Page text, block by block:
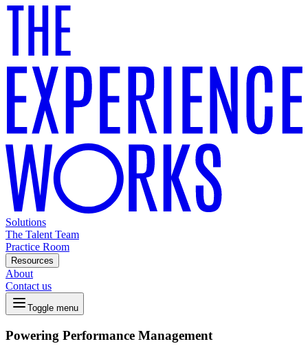
Solutions
The Talent Team
Practice Room
Resources
About
Contact us
Toggle menu
Powering Performance Management ​​​​‌ ‍ ​‍​‍‌‍ ‌ ​‍‌‍‍‌‌‍‌ ‌‍‍‌‌‍ ‍​‍​‍​ ‍‍​‍​‍‌ ​ ‌‍​‌‌‍ ‍‌‍‍‌‌ ‌​‌ ‍‌​‍ ‍‌‍‍‌‌‍ ​‍​‍​‍ ​​‍​‍‌‍‍​‌ ​‍‌‍‌‌‌‍‌‍​‍​‍​ ‍‍​‍​‍‌‍‍​‌ ‌​‌ ‌​‌ ​​​ ‍‍​‍ ​‍ ‌‍ ​‌‍ ‌‍​ ‌‍​‌‌‍ ​‌‍‍​‌‍ ‌ ​ ‌ ‌​​ ‍‍​ ​ ​ ​ ​ ​ ​ ​ ​‍ ‌‍‍‌‌‍ ‍‌ ‌​‌‍‌‌‌‍ ‍‌ ‌​​‍ ‌‍‌‌‌‍‌​‌‍‍‌‌ ‌​​‍ ‌‍ ‌‌‍ ‌‍‌​‌‍‌‌​ ‌‌ ​​‌ ​‍‌‍‌‌‌ ​ ‌‍‌‌‌‍ ‍‌ ‌​‌‍​‌‌ ‌​‌‍‍‌‌‍ ‌‍ ‍​ ‍ ‌‍‍‌‌‍‌​​ ‌​ ​‌​ ​‍‌‍​ ​ ​ ‌‍‌‍‌‍​ ‌‍​ ‌‍‌‌​‍ ‌​ ‌​​ ​‍‌‍‌​​ ​‌​‍ ‌​ ‌​​ ‌‍‌‍‌​‌‍​ ​‍ ‌​ ‍‌​ ‍​‌‍‌‌‌‍​‍​‍ ‌‌‍​ ​ ​‌‌‍‌‌‌‍​ ​ ​‍‌‍‌​‌‍‌‌‌‍‌​‌‍​ ‌‍‌‌​ ‌‍​ ‌​​ ‍ ‌ ‌​‌ ‍‌‌ ​​‌‍‌‌​ ‌‌ ​​‌‍​‌‌‍‌ ‌‍‌‌​ ‍ ‌ ​​‌‍​‌‌ ‌​‌‍‍​​ ‌‌ ​​‌‍​‌‌‍‌ ‌‍‌‌‌​​‍‌ ‌‌‌‍‍‌‌‍ ​‌‍‌​‌‍‌‌‌ ​‍​‍‌‌​ ‌‌‌​​‍‌‌ ‌‍‍ ‌‍‌‌‌ ‍‌​‍‌‌​ ​ ‌​‌​​‍‌‌​ ​ ‌​‌​​‍‌‌​ ​‍​ ​‍‌‍‌‌‌‍‌​​ ‌‌‌‍‌​​ ‌​​ ‌‍​ ‌‍​ ‌‌‌‍‌‌​ ‌‌​ ‌​‌‍‌‍​‍‌‌​ ​‍​ ​‍​‍‌‌​ ‌‌‌​‌​​‍ ‍‌ ‌​‌‍‍‌‌ ‌​‌‍ ​‌‍‌‌​ ‌‍​‍‌‍​‌‌ ​ ‌‍‌‌‌‌‌‌‌ ​‍‌‍ ​​ ‌‌‍‍​‌ ‌​‌ ‌​‌ ​​​‍‌‌​ ​ ‌​​‌​‍‌‌​ ​‍‌​‌‍​‍‌‌​ ​‍‌​‌‍‌‍ ​‌‍ ‌‍​ ‌‍​‌‌‍ ​‌‍‍​‌‍ ‌ ​ ‌ ‌​​‍‌‌​ ​ ‌​​‌​ ​ ​ ​ ​ ​ ​ ​ ​‍‌‍‌‍‍‌‌‍‌​​ ‌​ ​‌​ ​‍‌‍​ ​ ​ ‌‍‌‍‌‍​ ‌‍​ ‌‍‌‌​‍ ‌​ ‌​​ ​‍‌‍‌​​ ​‌​‍ ‌​ ‌​​ ‌‍‌‍‌​‌‍​ ​‍ ‌​ ‍‌​ ‍​‌‍‌‌‌‍​‍​‍ ‌‌‍​ ​ ​‌‌‍‌‌‌‍​ ​ ​‍‌‍‌​‌‍‌‌‌‍‌​‌‍​ ‌‍‌‌​ ‌‍​ ‌​​‍‌‍‌ ‌​‌ ‍‌‌ ​​‌‍‌‌​ ‌‌ ​​‌‍​‌‌‍‌ ‌‍‌‌​‍‌‍‌ ​​‌‍​‌‌ ‌​‌‍‍​​ ‌‌ ​​‌‍​‌‌‍‌ ‌‍‌‌‌​​‍‌ ‌‌‌‍‍‌‌‍ ​‌‍‌​‌‍‌‌‌ ​‍​‍‌‌​ ‌‌‌​​‍‌‌ ‌‍‍ ‌‍‌‌‌ ‍‌​‍‌‌​ ​ ‌​‌​​‍‌‌​ ​ ‌​‌​​‍‌‌​ ​‍​ ​‍‌‍‌‌‌‍‌​​ ‌‌‌‍‌​​ ‌​​ ‌‍​ ‌‍​ ‌‌‌‍‌‌​ ‌‌​ ‌​‌‍‌‍​‍‌‌​ ​‍​ ​‍​‍‌‌​ ‌‌‌​‌​​‍ ‍‌ ‌​‌‍‍‌‌ ‌​‌‍ ​‌‍‌‌​‍‌‍‌ ​​‌‍‌‌‌ ​‍‌ ​ ‌ ​​‌‍‌‌‌‍​ ‌ ‌​‌‍‍‌‌ ‌‍‌‍‌‌​ ‌‌ ​​‌ ‌‌‌‍​‍‌‍ ​‌‍‍‌‌ ​ ‌‍‍​‌‍‌‌‌‍‌​​‍​‍‌ ‌